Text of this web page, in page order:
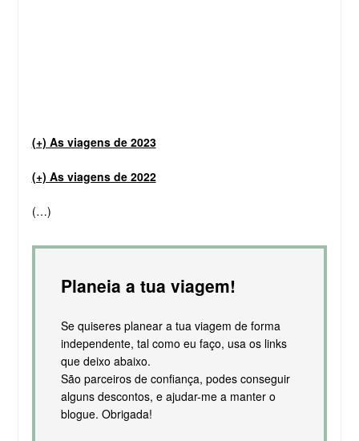
(+) As viagens de 2023
(+) As viagens de 2022
(…)
Planeia a tua viagem!
Se quiseres planear a tua viagem de forma
independente, tal como eu faço, usa os links
que deixo abaixo.
São parceiros de confiança, podes conseguir
alguns descontos, e ajudar-me a manter o
blogue. Obrigada!